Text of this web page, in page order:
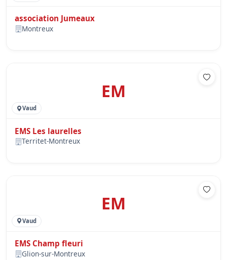
association Jumeaux
Montreux
EM
Vaud
EMS Les laurelles
Territet-Montreux
EM
Vaud
EMS Champ fleuri
Glion-sur-Montreux